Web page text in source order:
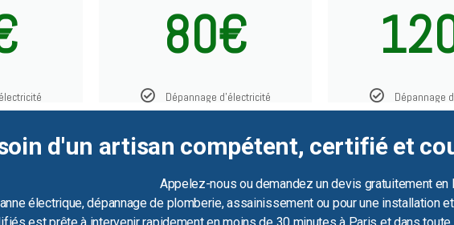
80€
Dépannage d'électricité Dépannage
d'un artisan compétent, certifié et
Appelez-nous ou demandez un devis gratuitement en
électrique, dépannage de plomberie, assainissement ou pour une installation